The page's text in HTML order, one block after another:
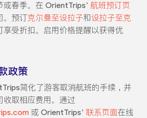
春季。在 OrientTrips’ 航班预订页
。预订克尔曼至设拉子和设拉子至克
享受折扣。启用价格提醒以获得优
政策
简化了游客取消航班的手续，并
收取相应费用。通过
或 OrientTrips’ 联系页面在线